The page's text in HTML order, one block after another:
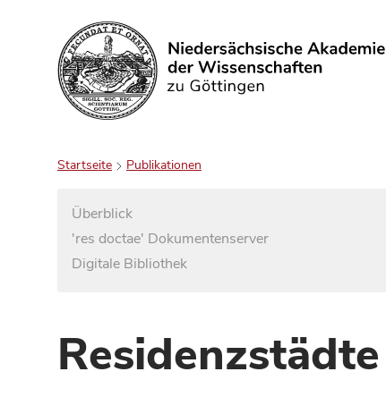
Suchen
Startseite Publikationen
Überblick
'res doctae' Dokumentenserver
Digitale Bibliothek